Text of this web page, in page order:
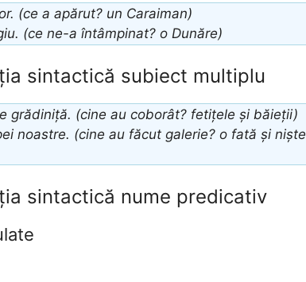
(ce a apărut? un Caraiman)
(ce ne-a întâmpinat? o Dunăre)
sintactică subiect multiplu
grădiniță. (cine au coborât? fetițele și băieții)
noastre. (cine au făcut galerie? o fată și niște
sintactică nume predicativ